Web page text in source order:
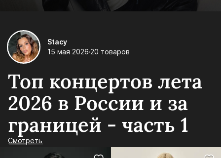
Stacy
15 мая 2026 20 товаров
Топ концертов лета
2026 в России и за
границей - часть 1
Смотреть